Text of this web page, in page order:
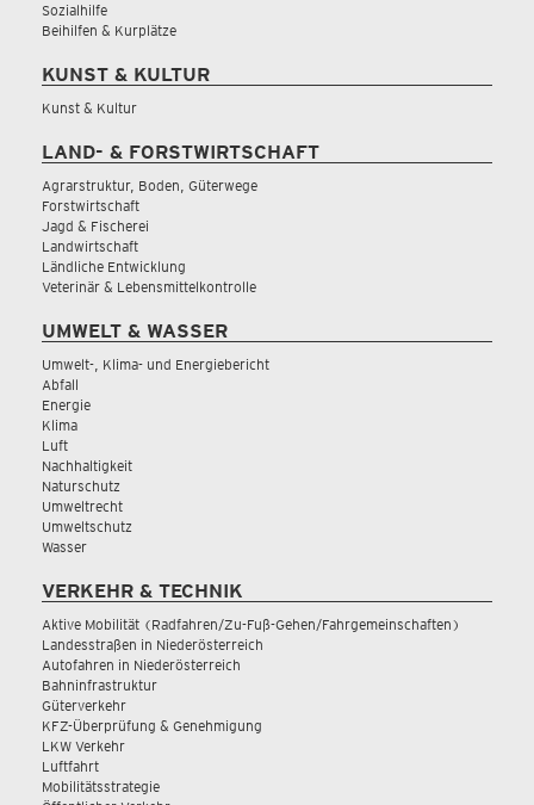
Sozialhilfe
Beihilfen & Kurplätze
KUNST & KULTUR
Kunst & Kultur
LAND- & FORSTWIRTSCHAFT
Agrarstruktur, Boden, Güterwege
Forstwirtschaft
Jagd & Fischerei
Landwirtschaft
Ländliche Entwicklung
Veterinär & Lebensmittelkontrolle
UMWELT & WASSER
Umwelt-, Klima- und Energiebericht
Abfall
Energie
Klima
Luft
Nachhaltigkeit
Naturschutz
Umweltrecht
Umweltschutz
Wasser
VERKEHR & TECHNIK
Aktive Mobilität (Radfahren/Zu-Fuß-Gehen/Fahrgemeinschaften)
Landesstraßen in Niederösterreich
Autofahren in Niederösterreich
Bahninfrastruktur
Güterverkehr
KFZ-Überprüfung & Genehmigung
LKW Verkehr
Luftfahrt
Mobilitätsstrategie